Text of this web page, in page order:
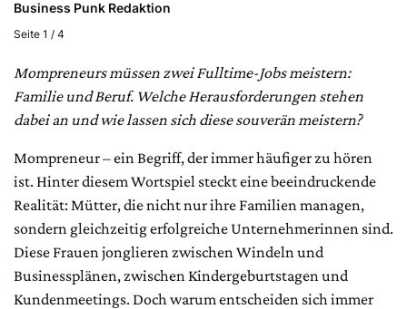
Business Punk Redaktion
Seite 1 / 4
Mompreneurs müssen zwei Fulltime-Jobs meistern:
Familie und Beruf. Welche Herausforderungen stehen
dabei an und wie lassen sich diese souverän meistern?
Mompreneur – ein Begriff, der immer häufiger zu hören
ist. Hinter diesem Wortspiel steckt eine beeindruckende
Realität: Mütter, die nicht nur ihre Familien managen,
sondern gleichzeitig erfolgreiche Unternehmerinnen sind.
Diese Frauen jonglieren zwischen Windeln und
Businessplänen, zwischen Kindergeburtstagen und
Kundenmeetings. Doch warum entscheiden sich immer